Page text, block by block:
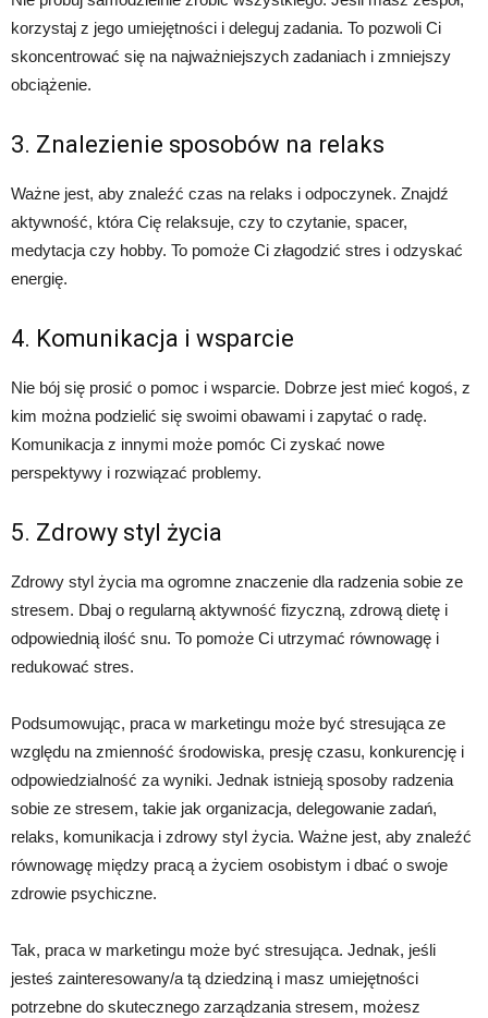
korzystaj z jego umiejętności i deleguj zadania. To pozwoli Ci
skoncentrować się na najważniejszych zadaniach i zmniejszy
obciążenie.
3. Znalezienie sposobów na relaks
Ważne jest, aby znaleźć czas na relaks i odpoczynek. Znajdź
aktywność, która Cię relaksuje, czy to czytanie, spacer,
medytacja czy hobby. To pomoże Ci złagodzić stres i odzyskać
energię.
4. Komunikacja i wsparcie
Nie bój się prosić o pomoc i wsparcie. Dobrze jest mieć kogoś, z
kim można podzielić się swoimi obawami i zapytać o radę.
Komunikacja z innymi może pomóc Ci zyskać nowe
perspektywy i rozwiązać problemy.
5. Zdrowy styl życia
Zdrowy styl życia ma ogromne znaczenie dla radzenia sobie ze
stresem. Dbaj o regularną aktywność fizyczną, zdrową dietę i
odpowiednią ilość snu. To pomoże Ci utrzymać równowagę i
redukować stres.
Podsumowując, praca w marketingu może być stresująca ze
względu na zmienność środowiska, presję czasu, konkurencję i
odpowiedzialność za wyniki. Jednak istnieją sposoby radzenia
sobie ze stresem, takie jak organizacja, delegowanie zadań,
relaks, komunikacja i zdrowy styl życia. Ważne jest, aby znaleźć
równowagę między pracą a życiem osobistym i dbać o swoje
zdrowie psychiczne.
Tak, praca w marketingu może być stresująca. Jednak, jeśli
jesteś zainteresowany/a tą dziedziną i masz umiejętności
potrzebne do skutecznego zarządzania stresem, możesz